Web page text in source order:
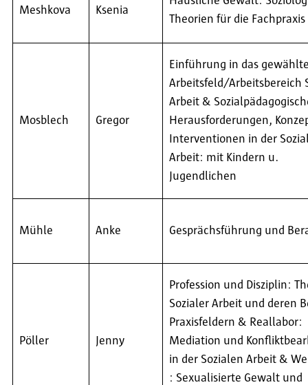
Meshkova Ksenia
Theorien für die Fachpraxis
Mosblech Gregor
Einführung in das
Arbeitsfeld/Arbeitsbereich
Arbeit &
Herausforderungen,
Interventionen in der
Arbeit: mit Kindern u.
Jugendlichen
Mühle Anke Gesprächsführung und
Pöller Jenny
Profession und Disziplin:
Sozialer Arbeit und deren
Praxisfeldern & Reallabor:
Mediation und
in der Sozialen Arbeit &
: Sexualisierte Gewalt und